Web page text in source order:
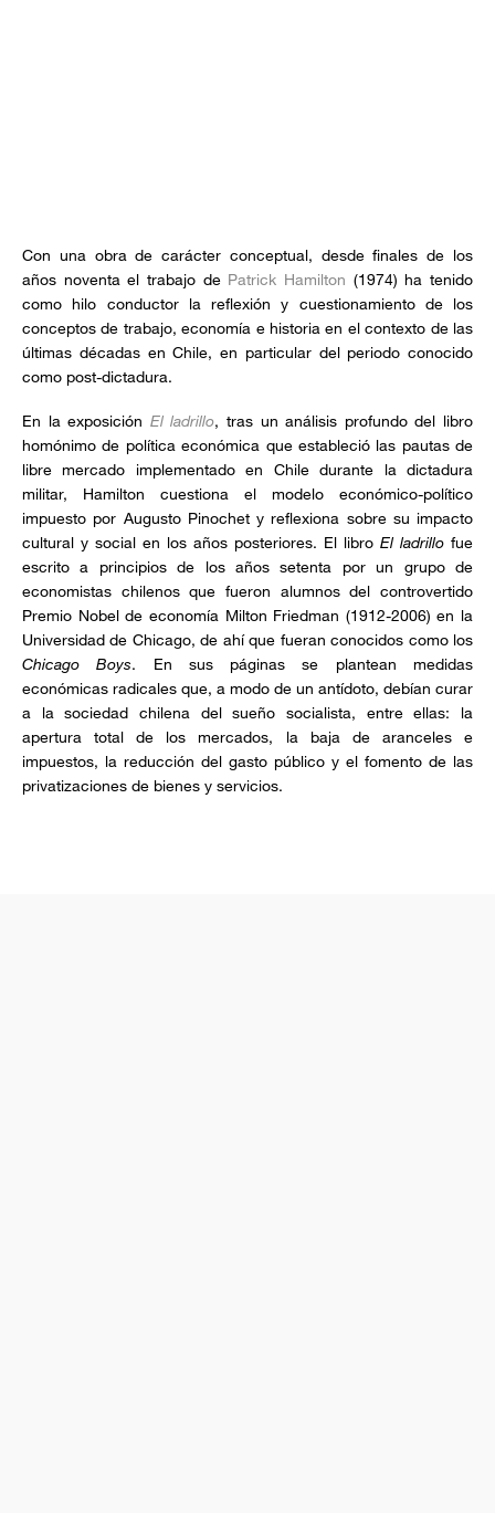
Con una obra de carácter conceptual, desde finales de los
años noventa el trabajo de Patrick Hamilton (1974) ha tenido
como hilo conductor la reflexión y cuestionamiento de los
conceptos de trabajo, economía e historia en el contexto de las
últimas décadas en Chile, en particular del periodo conocido
como post-dictadura.
En la exposición El ladrillo, tras un análisis profundo del libro
homónimo de política económica que estableció las pautas de
libre mercado implementado en Chile durante la dictadura
militar, Hamilton cuestiona el modelo económico-político
impuesto por Augusto Pinochet y reflexiona sobre su impacto
cultural y social en los años posteriores. El libro El ladrillo fue
escrito a principios de los años setenta por un grupo de
economistas chilenos que fueron alumnos del controvertido
Premio Nobel de economía Milton Friedman (1912-2006) en la
Universidad de Chicago, de ahí que fueran conocidos como los
Chicago Boys. En sus páginas se plantean medidas
económicas radicales que, a modo de un antídoto, debían curar
a la sociedad chilena del sueño socialista, entre ellas: la
apertura total de los mercados, la baja de aranceles e
impuestos, la reducción del gasto público y el fomento de las
privatizaciones de bienes y servicios.